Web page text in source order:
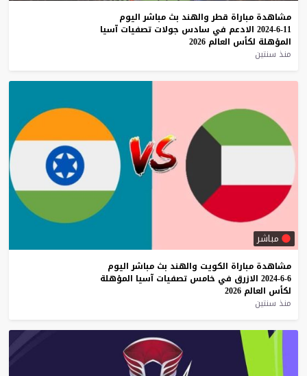
مشاهدة مباراة قطر والهند بث مباشر اليوم
11-6-2024
الادعم في سادس جولات تصفيات آسيا
المؤهلة لكأس العالم 2026
منذ سنتين
مباشر
مشاهدة مباراة الكويت والهند بث مباشر اليوم
6-6-2024
الازرق في خامس تصفيات آسيا المؤهلة
لكأس العالم 2026
منذ سنتين